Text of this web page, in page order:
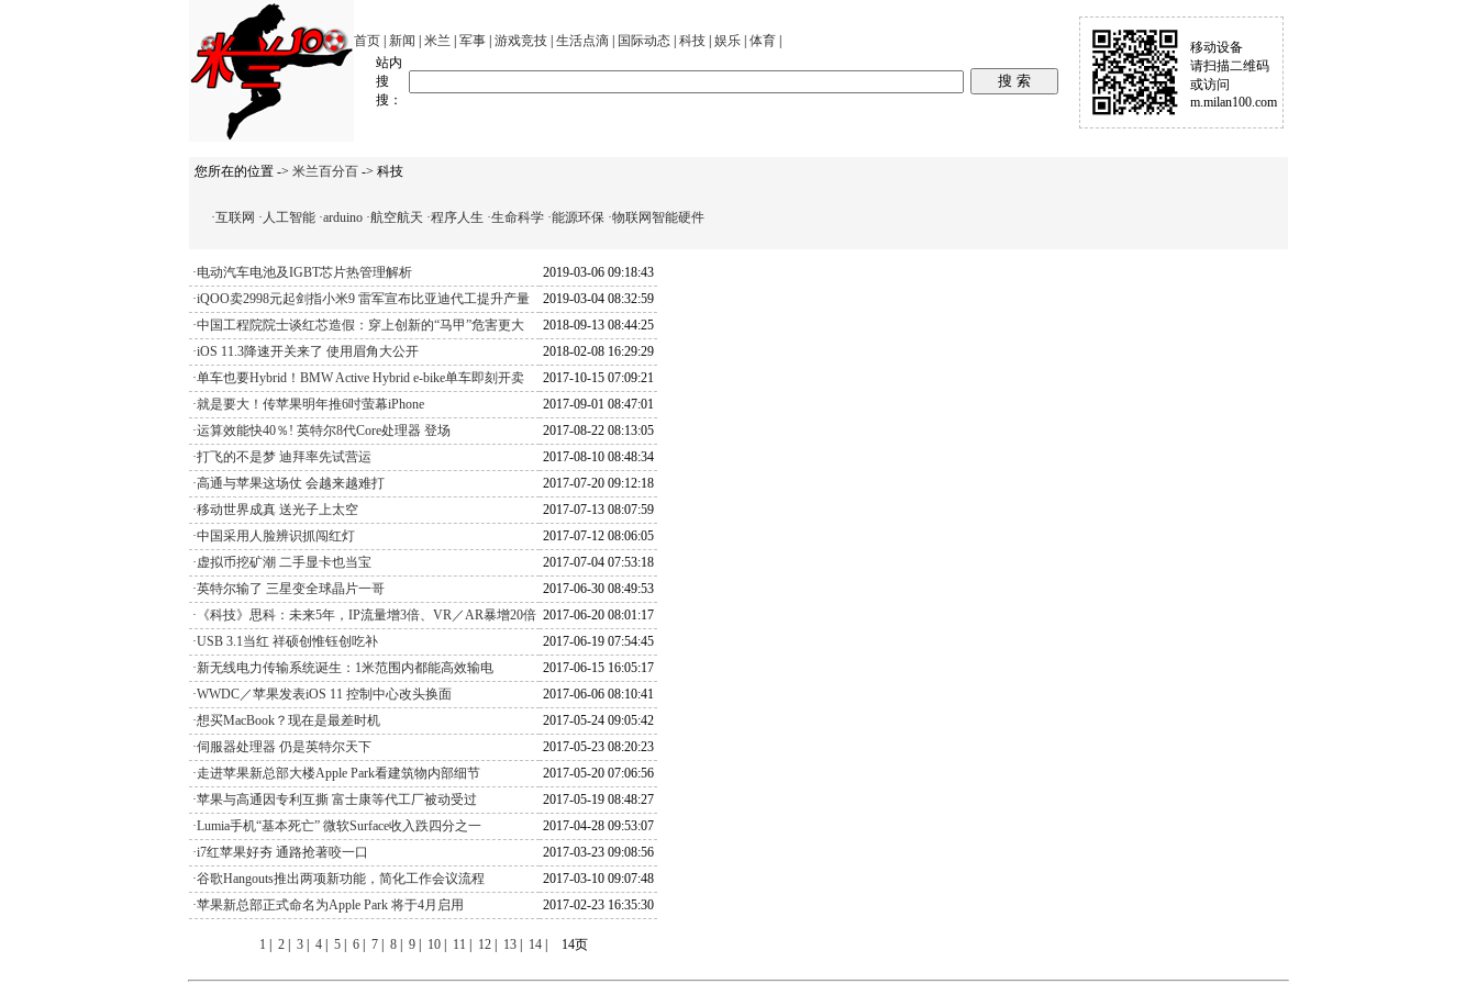
首页 新闻 米兰 军事 游戏竞技 生活点滴 国际动态 科技 娱乐 体育
站内
搜
搜：
移动设备
请扫描二维码
或访问
m.milan100.com
您所在的位置 -> 米兰百分百 -> 科技
·互联网 ·人工智能 ·arduino ·航空航天 ·程序人生 ·生命科学 ·能源环保 ·物联网智能硬件
·电动汽车电池及IGBT芯片热管理解析
2019-03-06 09:18:43
·iQOO卖2998元起剑指小米9 雷军宣布比亚迪代工提升产量
2019-03-04 08:32:59
·中国工程院院士谈红芯造假：穿上创新的“马甲”危害更大
2018-09-13 08:44:25
·iOS 11.3降速开关来了 使用眉角大公开
2018-02-08 16:29:29
·单车也要Hybrid！BMW Active Hybrid e-bike单车即刻开卖
2017-10-15 07:09:21
·就是要大！传苹果明年推6吋萤幕iPhone
2017-09-01 08:47:01
·运算效能快40％! 英特尔8代Core处理器 登场
2017-08-22 08:13:05
·打飞的不是梦 迪拜率先试营运
2017-08-10 08:48:34
·高通与苹果这场仗 会越来越难打
2017-07-20 09:12:18
·移动世界成真 送光子上太空
2017-07-13 08:07:59
·中国采用人脸辨识抓闯红灯
2017-07-12 08:06:05
·虚拟币挖矿潮 二手显卡也当宝
2017-07-04 07:53:18
·英特尔输了 三星变全球晶片一哥
2017-06-30 08:49:53
·《科技》思科：未来5年，IP流量增3倍、VR／AR暴增20倍 2017-06-20 08:01:17
·USB 3.1当红 祥硕创惟钰创吃补
2017-06-19 07:54:45
·新无线电力传输系统诞生：1米范围内都能高效输电
2017-06-15 16:05:17
·WWDC／苹果发表iOS 11 控制中心改头换面
2017-06-06 08:10:41
·想买MacBook？现在是最差时机
2017-05-24 09:05:42
·伺服器处理器 仍是英特尔天下
2017-05-23 08:20:23
·走进苹果新总部大楼Apple Park看建筑物内部细节
2017-05-20 07:06:56
·苹果与高通因专利互撕 富士康等代工厂被动受过
2017-05-19 08:48:27
·Lumia手机“基本死亡” 微软Surface收入跌四分之一
2017-04-28 09:53:07
·i7红苹果好夯 通路抢著咬一口
2017-03-23 09:08:56
·谷歌Hangouts推出两项新功能，简化工作会议流程
2017-03-10 09:07:48
·苹果新总部正式命名为Apple Park 将于4月启用
2017-02-23 16:35:30
1 2| 3| 4| 5| 6| 7| 8| 9| 10| 11 12| 13| 14| 14页